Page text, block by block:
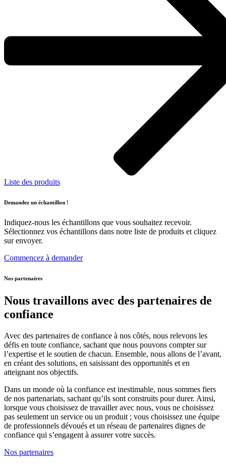
Liste des produits
Demandez un échantillon !
Indiquez-nous les échantillons que vous souhaitez recevoir.
Sélectionnez vos échantillons dans notre liste de produits et cliquez
sur envoyer.
Commencez à demander
Nos partenaires
Nous travaillons avec des partenaires de
confiance
Avec des partenaires de confiance à nos côtés, nous relevons les
défis en toute confiance, sachant que nous pouvons compter sur
l’expertise et le soutien de chacun. Ensemble, nous allons de l’avant,
en créant des solutions, en saisissant des opportunités et en
atteignant nos objectifs.
Dans un monde où la confiance est inestimable, nous sommes fiers
de nos partenariats, sachant qu’ils sont construits pour durer. Ainsi,
lorsque vous choisissez de travailler avec nous, vous ne choisissez
pas seulement un service ou un produit ; vous choisissez une équipe
de professionnels dévoués et un réseau de partenaires dignes de
confiance qui s’engagent à assurer votre succès.
Nos partenaires